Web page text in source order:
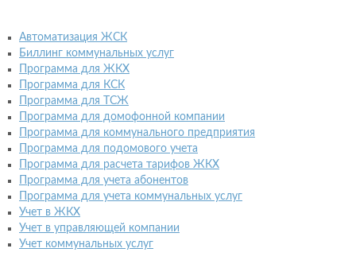
Автоматизация ЖСК
Биллинг коммунальных услуг
Программа для ЖКХ
Программа для КСК
Программа для ТСЖ
Программа для домофонной компании
Программа для коммунального предприятия
Программа для подомового учета
Программа для расчета тарифов ЖКХ
Программа для учета абонентов
Программа для учета коммунальных услуг
Учет в ЖКХ
Учет в управляющей компании
Учет коммунальных услуг